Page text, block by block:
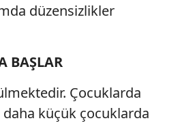
düzensizlikler
BAŞLAR
Çocuklarda
küçük çocuklarda